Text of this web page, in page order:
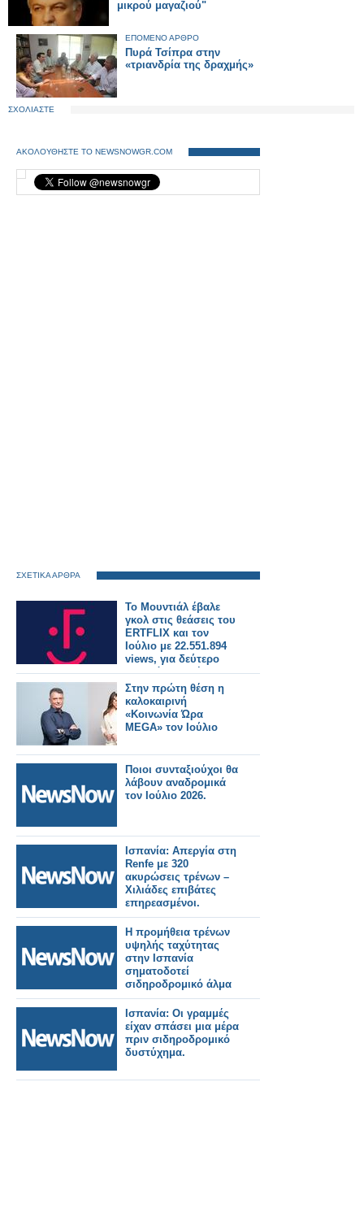
μικρού μαγαζιού"
ΕΠΟΜΕΝΟ ΑΡΘΡΟ
Πυρά Τσίπρα στην
«τριανδρία της δραχμής»
ΣΧΟΛΙΑΣΤΕ
ΑΚΟΛΟΥΘΗΣΤΕ ΤΟ NEWSNOWGR.COM
ΣΧΕΤΙΚΑ ΑΡΘΡΑ
Το Μουντιάλ έβαλε
γκολ στις θεάσεις του
ERTFLIX και τον
Ιούλιο με 22.551.894
views, για δεύτερο
συνεχόμενο μήνα
Στην πρώτη θέση η
καλοκαιρινή
«Κοινωνία Ώρα
MEGA» τον Ιούλιο
Ποιοι συνταξιούχοι θα
λάβουν αναδρομικά
τον Ιούλιο 2026.
Ισπανία: Απεργία στη
Renfe με 320
ακυρώσεις τρένων –
Χιλιάδες επιβάτες
επηρεασμένοι.
Η προμήθεια τρένων
υψηλής ταχύτητας
στην Ισπανία
σηματοδοτεί
σιδηροδρομικό άλμα
Ισπανία: Οι γραμμές
είχαν σπάσει μια μέρα
πριν σιδηροδρομικό
δυστύχημα.